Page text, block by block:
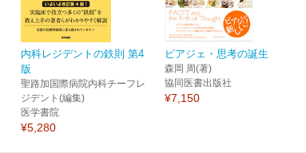
内科レジデントの鉄則 第4
版
聖路加国際病院内科チーフレ
ジデント(編集)
医学書院
¥5,280
ピアジェ・思考の誕生
森岡 周(著)
協同医書出版社
¥7,150